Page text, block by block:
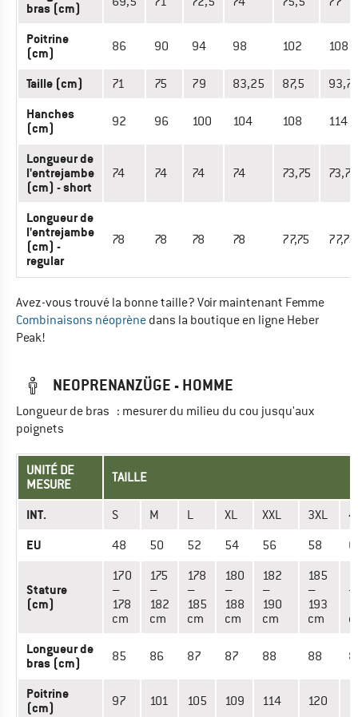
bras (cm)
Poitrine
(cm)
86 90 94 98 102 108
Taille (cm) 71 75 79 83,25 87,5 93,75
Hanches
(cm)
92 96 100 104 108 114
Longueur de
l'entrejambe
(cm) - short
74 74 74 74 73,75 73,75
Longueur de
l'entrejambe
(cm) -
regular
78 78 78 78 77,75 77,75
Avez-vous trouvé la bonne taille? Voir maintenant Femme
Combinaisons néoprène dans la boutique en ligne Heber
Peak!
NEOPRENANZÜGE - HOMME
Longueur de bras : mesurer du milieu du cou jusqu'aux
poignets
UNITÉ DE
MESURE
TAILLE
INT. S M L XL XXL 3XL
EU 48 50 52 54 56 58
Stature
(cm)
170
–
178
cm
175
–
182
cm
178
–
185
cm
180
–
188
cm
182
–
190
cm
185
–
193
cm
–
Longueur de
bras (cm)
85 86 87 87 88 88
Poitrine
(cm)
97 101 105 109 114 120